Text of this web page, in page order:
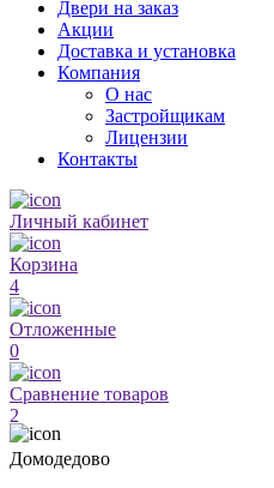
Двери на заказ
Акции
Доставка и установка
Компания
О нас
Застройщикам
Лицензии
Контакты
Личный кабинет
Корзина
4
Отложенные
0
Сравнение товаров
2
Домодедово